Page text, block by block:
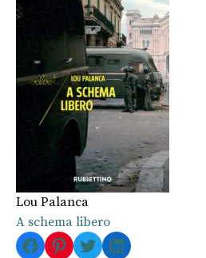
Lou Palanca
A schema libero
Facebook
Pinterest
TwitterLinkedIn